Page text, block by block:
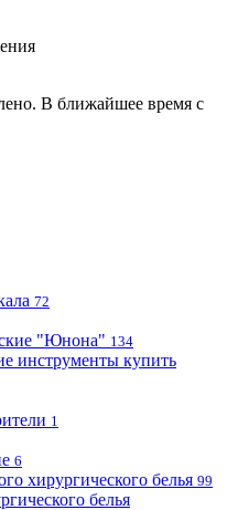
В ближайшее время с
72
"Юнона" 134
инструменты купить
1
6
хирургического белья 99
белья